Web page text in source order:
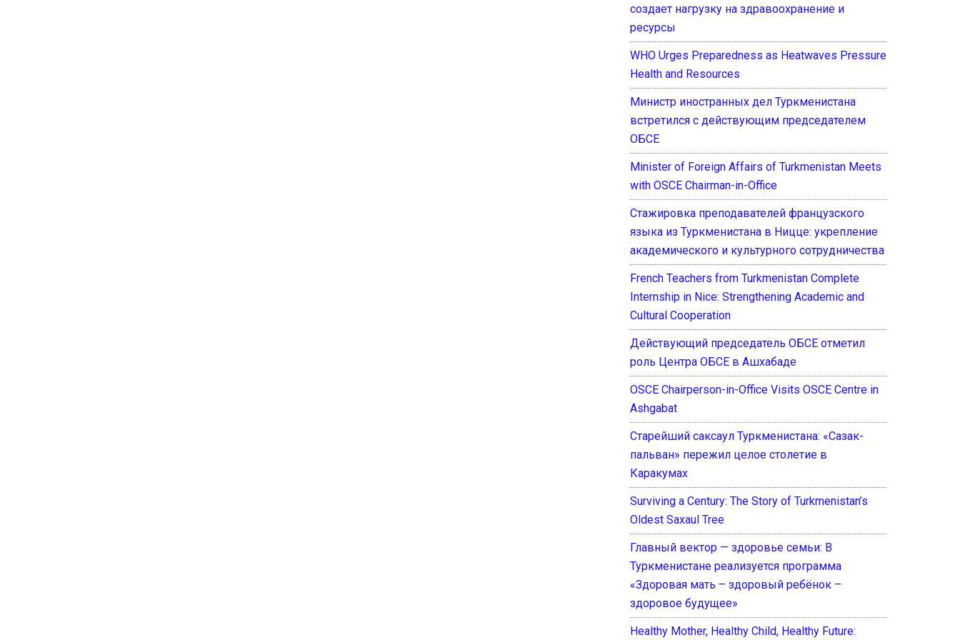
создает нагрузку на здравоохранение и
ресурсы
WHO Urges Preparedness as Heatwaves Pressure
Health and Resources
Министр иностранных дел Туркменистана
встретился с действующим председателем
ОБСЕ
Minister of Foreign Affairs of Turkmenistan Meets
with OSCE Chairman-in-Office
Стажировка преподавателей французского
языка из Туркменистана в Ницце: укрепление
академического и культурного сотрудничества
French Teachers from Turkmenistan Complete
Internship in Nice: Strengthening Academic and
Cultural Cooperation
Действующий председатель ОБСЕ отметил
роль Центра ОБСЕ в Ашхабаде
OSCE Chairperson-in-Office Visits OSCE Centre in
Ashgabat
Старейший саксаул Туркменистана: «Сазак-
пальван» пережил целое столетие в
Каракумах
Surviving a Century: The Story of Turkmenistan’s
Oldest Saxaul Tree
Главный вектор — здоровье семьи: В
Туркменистане реализуется программа
«Здоровая мать – здоровый ребёнок –
здоровое будущее»
Healthy Mother, Healthy Child, Healthy Future: